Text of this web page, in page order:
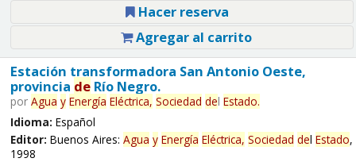
Hacer reserva
Agregar al carrito
Estación transformadora San Antonio Oeste,
provincia deRío Negro.
por Agua y Energía Eléctrica, Sociedad del Estado.
Idioma: Español
Editor: Buenos Aires: Agua y Energía Eléctrica, Sociedad del Estado,
1998